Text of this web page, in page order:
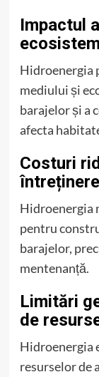
Impactul
Hidroenergia
mediului și
barajelor și a
afecta
Costuri
întreținere
Hidroenergia
pentru
barajelor,
mentenanță.
Limitări
de
Hidroenergia
resurselor de